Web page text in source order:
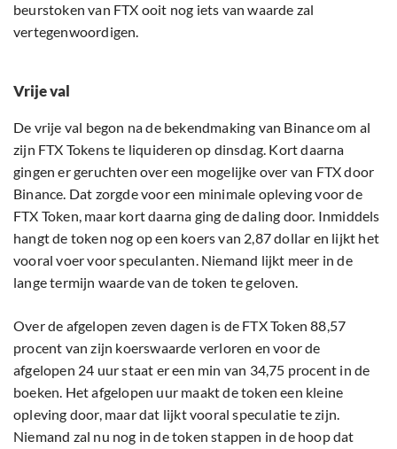
beurstoken van FTX ooit nog iets van waarde zal
vertegenwoordigen.
Vrije val
De vrije val begon na de bekendmaking van Binance om al
zijn FTX Tokens te liquideren op dinsdag. Kort daarna
gingen er geruchten over een mogelijke over van FTX door
Binance. Dat zorgde voor een minimale opleving voor de
FTX Token, maar kort daarna ging de daling door. Inmiddels
hangt de token nog op een koers van 2,87 dollar en lijkt het
vooral voer voor speculanten. Niemand lijkt meer in de
lange termijn waarde van de token te geloven.
Over de afgelopen zeven dagen is de FTX Token 88,57
procent van zijn koerswaarde verloren en voor de
afgelopen 24 uur staat er een min van 34,75 procent in de
boeken. Het afgelopen uur maakt de token een kleine
opleving door, maar dat lijkt vooral speculatie te zijn.
Niemand zal nu nog in de token stappen in de hoop dat